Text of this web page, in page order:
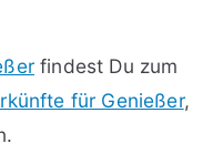
findest Du zum
für Genießer,